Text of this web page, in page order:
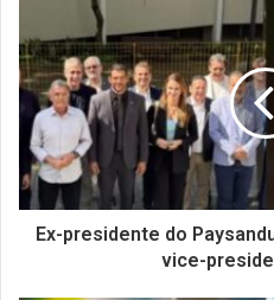
Ex-presidente do
vice-